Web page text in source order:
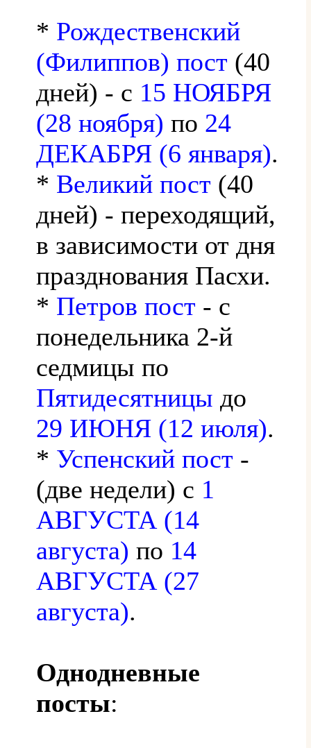
* Рождественский
(Филиппов) пост (40
дней) - с 15 НОЯБРЯ
(28 ноября) по 24
ДЕКАБРЯ (6 января).
* Великий пост (40
дней) - переходящий,
в зависимости от дня
празднования Пасхи.
* Петров пост - с
понедельника 2-й
седмицы по
Пятидесятницы до
29 ИЮНЯ (12 июля).
* Успенский пост -
(две недели) с 1
АВГУСТА (14
августа) по 14
АВГУСТА (27
августа).
Однодневные
посты: